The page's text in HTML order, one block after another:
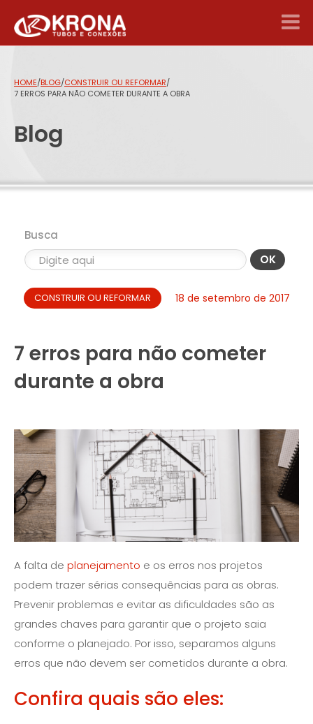
HOME/BLOG/CONSTRUIR OU REFORMAR/
7 ERROS PARA NÃO COMETER DURANTE A OBRA
Blog
Busca
OK
CONSTRUIR OU REFORMAR 18 de setembro de 2017
7 erros para não cometer
durante a obra
A falta de planejamento e os erros nos projetos
podem trazer sérias consequências para as obras.
Prevenir problemas e evitar as dificuldades são as
grandes chaves para garantir que o projeto saia
conforme o planejado. Por isso, separamos alguns
erros que não devem ser cometidos durante a obra.
Confira quais são eles: